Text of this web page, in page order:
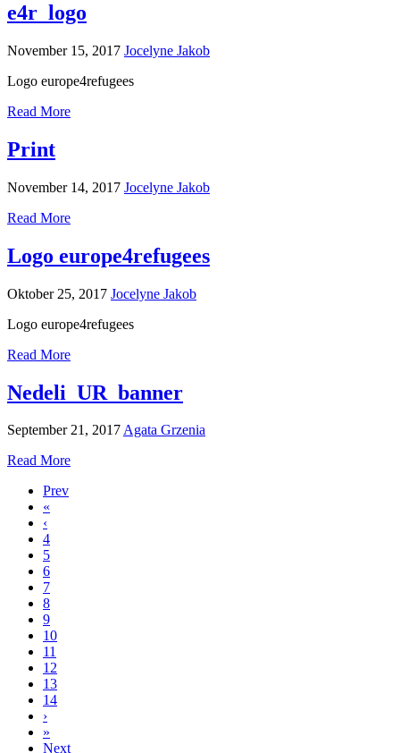
e4r_logo
November 15, 2017 Jocelyne Jakob
Logo europe4refugees
Read More
Print
November 14, 2017 Jocelyne Jakob
Read More
Logo europe4refugees
Oktober 25, 2017 Jocelyne Jakob
Logo europe4refugees
Read More
Nedeli_UR_banner
September 21, 2017Agata Grzenia
Read More
Prev
«
‹
4
5
6
7
8
9
10
11
12
13
14
›
»
Next